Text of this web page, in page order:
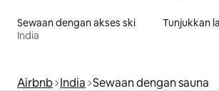
Sewaan dengan akses ski
India
Tunjukkan
Airbnb India Sewaan dengan sauna